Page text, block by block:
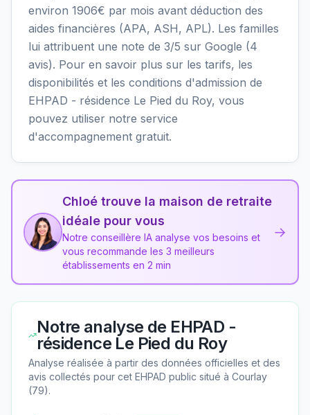
environ 1906€ par mois avant déduction des
aides financières (APA, ASH, APL). Les familles
lui attribuent une note de 3/5 sur Google (4
avis). Pour en savoir plus sur les tarifs, les
disponibilités et les conditions d'admission de
EHPAD - résidence Le Pied du Roy, vous
pouvez utiliser notre service
d'accompagnement gratuit.
Chloé trouve la maison de retraite
idéale pour vous
Notre conseillère IA analyse vos besoins et
vous recommande les 3 meilleurs
établissements en 2 min
→
Notre analyse de EHPAD -
résidence Le Pied du Roy
Analyse réalisée à partir des données officielles et des
avis collectés pour cet EHPAD public situé à Courlay
(79).